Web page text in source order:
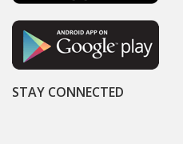
STAY CONNECTED